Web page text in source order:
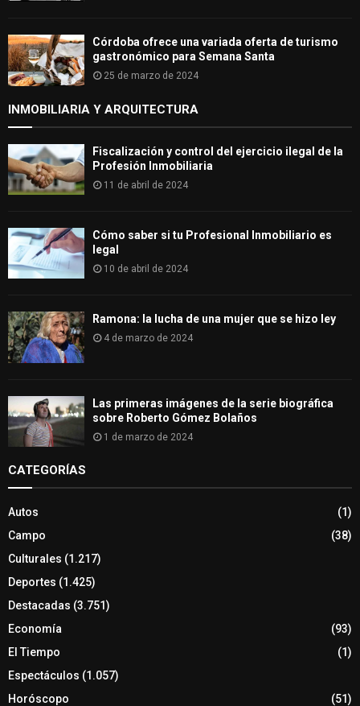
Córdoba ofrece una variada oferta de turismo
gastronómico para Semana Santa
25 de marzo de 2024
INMOBILIARIA Y ARQUITECTURA
Fiscalización y control del ejercicio ilegal de la
Profesión Inmobiliaria
11 de abril de 2024
Cómo saber si tu Profesional Inmobiliario es
legal
10 de abril de 2024
Ramona: la lucha de una mujer que se hizo ley
4 de marzo de 2024
Las primeras imágenes de la serie biográfica
sobre Roberto Gómez Bolaños
1 de marzo de 2024
CATEGORÍAS
Autos
(1)
Campo
(38)
Culturales (1.217)
Deportes (1.425)
Destacadas (3.751)
Economía
(93)
El Tiempo
(1)
Espectáculos (1.057)
Horóscopo
(51)